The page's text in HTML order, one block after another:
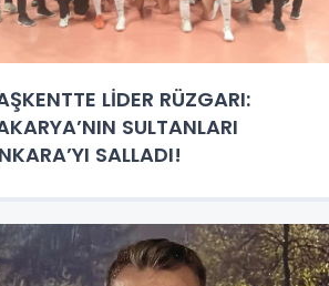
LİDER RÜZGARI:
SULTANLARI
SALLADI!